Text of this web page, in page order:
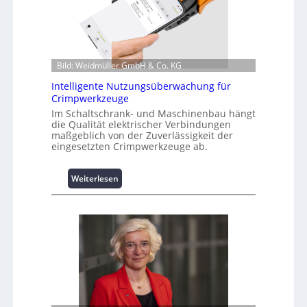
m
a
t
i
o
n
z
u
m
a
s
s
p
i
t
z
e
n
Bild: Weidmüller GmbH & Co. KG
Intelligente Nutzungsüberwachung für
Crimpwerkzeuge
Im Schaltschrank- und Maschinenbau hängt
die Qualität elektrischer Verbindungen
maßgeblich von der Zuverlässigkeit der
eingesetzten Crimpwerkzeuge ab.
Weiterlesen:
I
t
e
l
l
i
g
e